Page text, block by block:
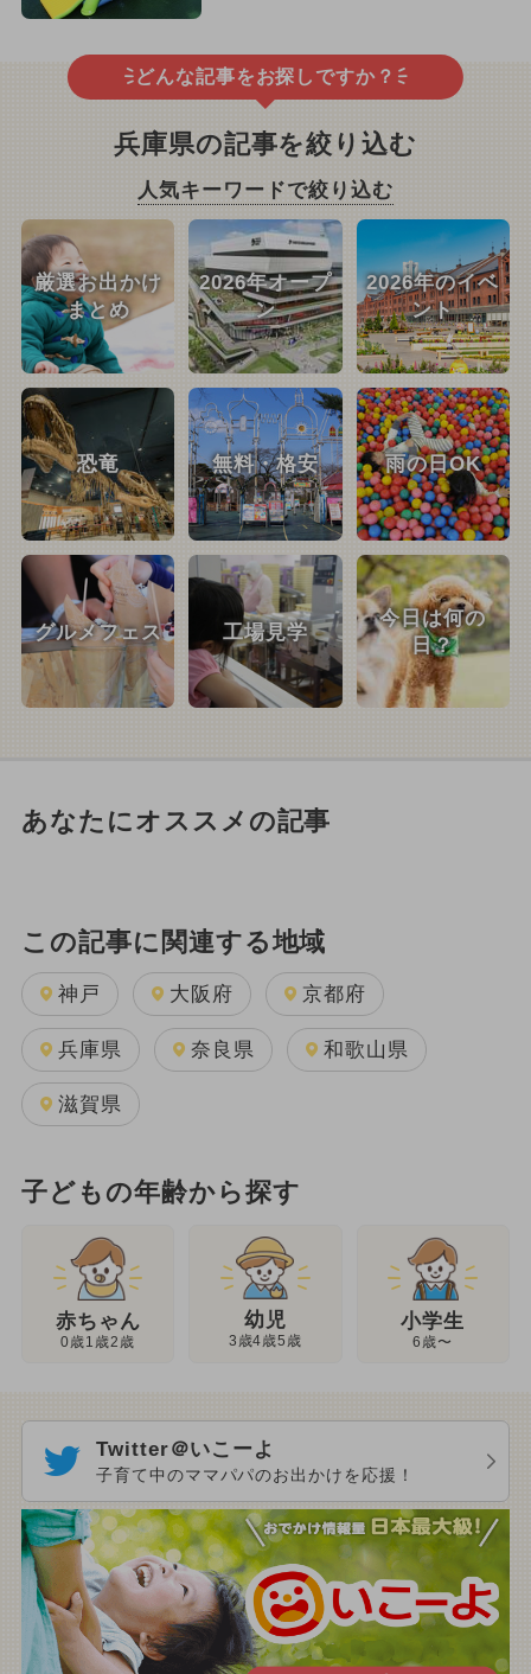
どんな記事をお探しですか？
兵庫県の記事を絞り込む
人気キーワードで絞り込む
厳選お出かけ
まとめ
2026年オープ
ン
2026年のイベ
ント
恐竜 無料・格安 雨の日OK
グルメフェス 工場見学
今日は何の
日？
あなたにオススメの記事
この記事に関連する地域
神戸 大阪府 京都府
兵庫県 奈良県 和歌山県
滋賀県
子どもの年齢から探す
赤ちゃん
0歳1歳2歳
幼児
3歳4歳5歳
小学生
6歳〜
Twitter＠いこーよ
子育て中のママパパのお出かけを応援！